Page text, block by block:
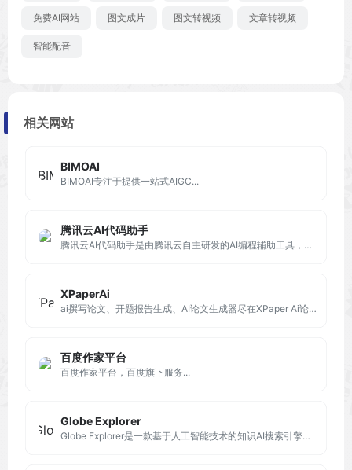
免费AI网站 图文成片 图文转视频 文章转视频
智能配音
相关网站
BIMOAI
BIMOAI专注于提供一站式AIGC...
腾讯云AI代码助手
腾讯云AI代码助手是由腾讯云自主研发的AI编程辅助工具，旨在通过人工智能技术提高开发者的编码效率。
XPaperAi
ai撰写论文、开题报告生成、AI论文生成器尽在XPaper Ai论文写作辅助指导平台
百度作家平台
百度作家平台，百度旗下服务...
Globe Explorer
Globe Explorer是一款基于人工智能技术的知识AI搜索引擎，通过大型语言模型深入理解用户查询，生成详尽的个性化和结构化的结果页面。